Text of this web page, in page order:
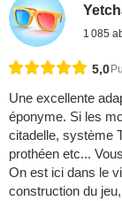
1 085
5,0
Une excellente
éponyme. Si les
citadelle, système
prothéen etc...
On est ici dans le
construction du